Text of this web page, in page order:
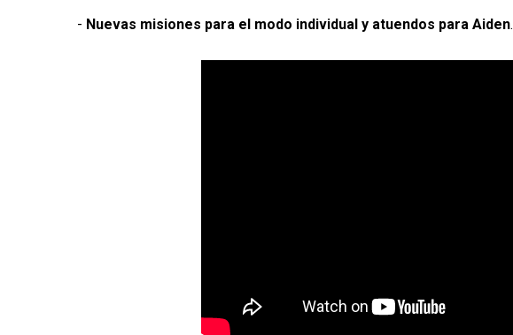
- Nuevas misiones para el modo individual y atuendos para Aiden.